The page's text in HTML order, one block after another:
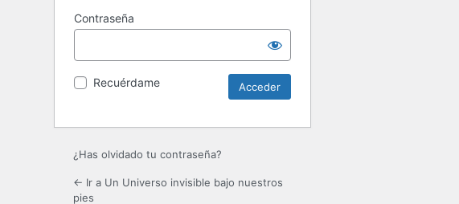
Contraseña
Recuérdame
¿Has olvidado tu contraseña?
← Ir a Un Universo invisible bajo nuestros
pies